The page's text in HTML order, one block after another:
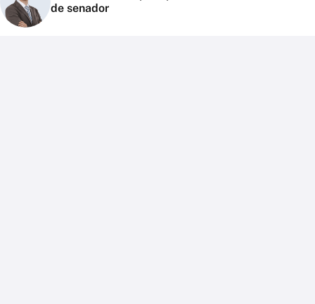
de senador